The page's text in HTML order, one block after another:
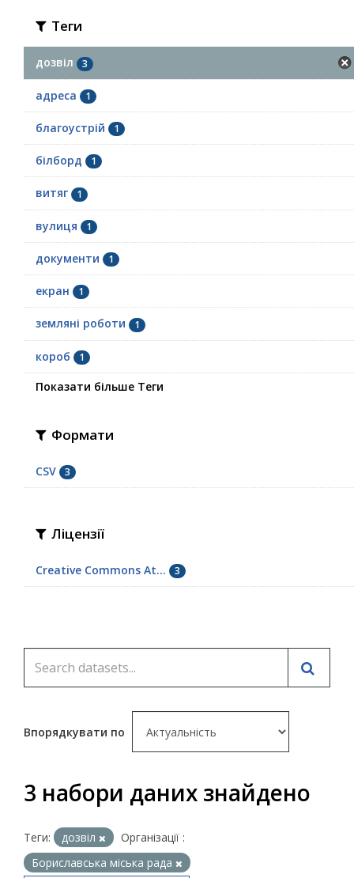
Теги
дозвіл 3
адреса 1
благоустрій 1
білборд 1
витяг 1
вулиця 1
документи 1
екран 1
земляні роботи 1
короб 1
Показати більше Теги
Формати
CSV 3
Ліцензії
Creative Commons At... 3
Впорядкувати по
3 набори даних знайдено
Теги: дозвіл
Організації :
Бориславська міська рада